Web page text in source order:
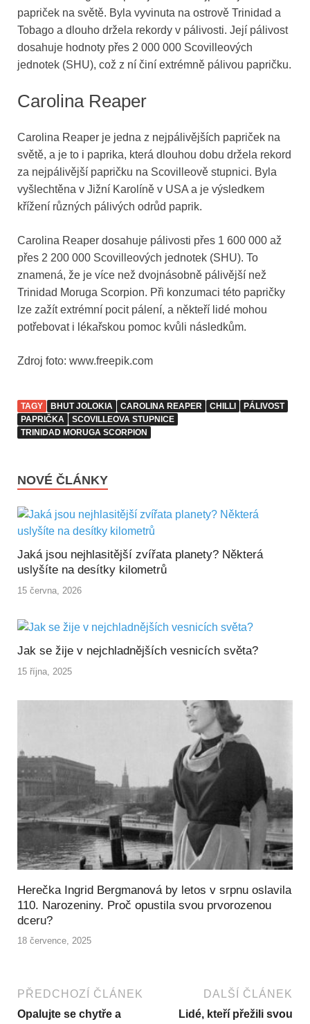
papriček na světě. Byla vyvinuta na ostrově Trinidad a
Tobago a dlouho držela rekordy v pálivosti. Její pálivost
dosahuje hodnoty přes 2 000 000 Scovilleových
jednotek (SHU), což z ní činí extrémně pálivou papričku.
Carolina Reaper
Carolina Reaper je jedna z nejpálivějších papriček na
světě, a je to i paprika, která dlouhou dobu držela rekord
za nejpálivější papričku na Scovilleově stupnici. Byla
vyšlechtěna v Jižní Karolíně v USA a je výsledkem
křížení různých pálivých odrůd paprik.
Carolina Reaper dosahuje pálivosti přes 1 600 000 až
přes 2 200 000 Scovilleových jednotek (SHU). To
znamená, že je více než dvojnásobně pálivější než
Trinidad Moruga Scorpion. Při konzumaci této papričky
lze zažít extrémní pocit pálení, a někteří lidé mohou
potřebovat i lékařskou pomoc kvůli následkům.
Zdroj foto: www.freepik.com
TAGY BHUT JOLOKIA CAROLINA REAPER CHILLI
PÁLIVOST
PAPRIČKA
SCOVILLEOVA STUPNICE
TRINIDAD MORUGA SCORPION
NOVÉ ČLÁNKY
Jaká jsou nejhlasitější zvířata planety? Některá
uslyšíte na desítky kilometrů
15 června, 2026
Jak se žije v nejchladnějších vesnicích světa?
15 října, 2025
Herečka Ingrid Bergmanová by letos v srpnu oslavila
110. Narozeniny. Proč opustila svou prvorozenou
dceru?
18 července, 2025
PŘEDCHOZÍ ČLÁNEK
Opalujte se chytře a
DALŠÍ ČLÁNEK
Lidé, kteří přežili svou